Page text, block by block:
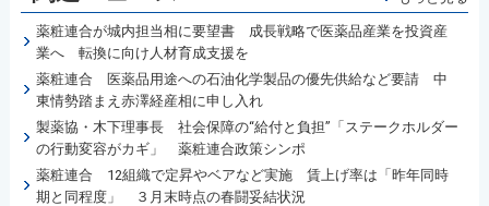
薬粧連合が城内担当相に要望書 成長戦略で医薬品産業を投資産
業へ 転換に向け人材育成支援を
薬粧連合 医薬品用途への石油化学製品の優先供給など要請 中
東情勢踏まえ赤澤経産相に申し入れ
製薬協・木下理事長 社会保障の“給付と負担”「ステークホルダー
の行動変容がカギ」 薬粧連合政策シンポ
薬粧連合 12組織で定昇やベアなど実施 賃上げ率は「昨年同時
期と同程度」 ３月末時点の春闘妥結状況